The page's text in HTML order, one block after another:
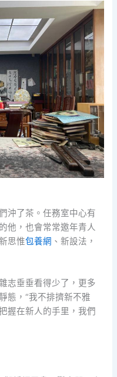
沖了茶。任務室中心有
他，也會常常邀年青人
思惟包養網 、新設法，
志垂垂看得少了，更多
態，“我不排擠新不雅
握在新人的手里，我們